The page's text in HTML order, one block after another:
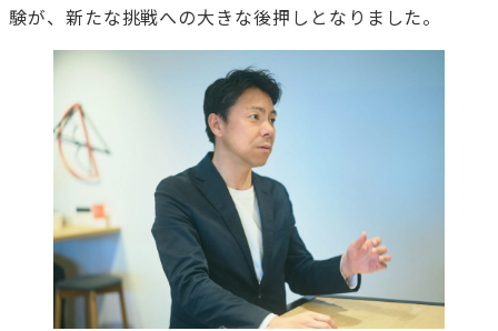
験が、新たな挑戦への大きな後押しとなりました。